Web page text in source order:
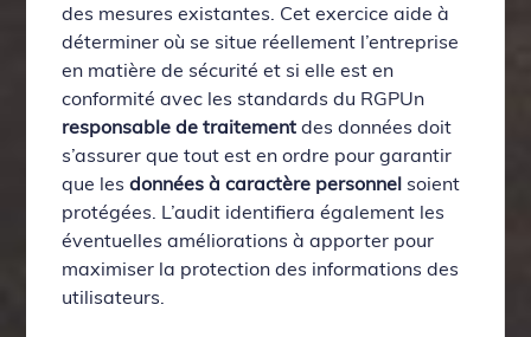
des mesures existantes. Cet exercice aide à
déterminer où se situe réellement l’entreprise
en matière de sécurité et si elle est en
conformité avec les standards du RGPUn
responsable de traitement des données doit
s’assurer que tout est en ordre pour garantir
que lesdonnées à caractère personnel soient
protégées. L’audit identifiera également les
éventuelles améliorations à apporter pour
maximiser la protection des informations des
utilisateurs.